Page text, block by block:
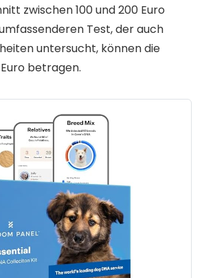
zwischen 100 und 200 Euro
Test, der auch
untersucht, können die
betragen.